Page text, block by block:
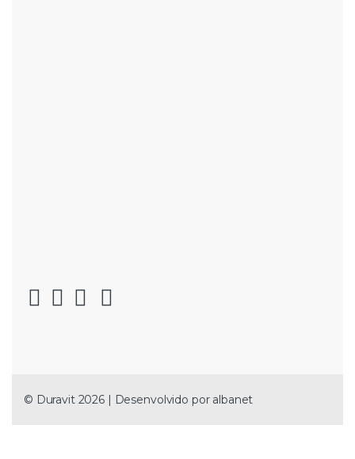
© Duravit 2026 | Desenvolvido por albanet